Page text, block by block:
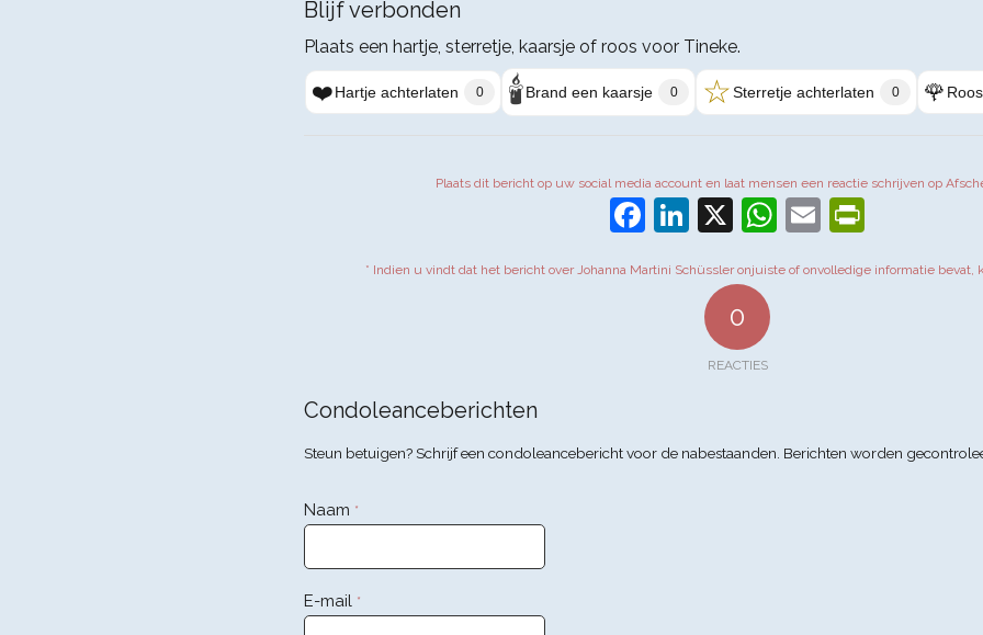
Blijf verbonden
Plaats een hartje, sterretje, kaarsje of roos voor Tineke.
❤️Hartje achterlaten 0 🕯️Brand een kaarsje 0 ☆Sterretje achterlaten 0 🌹
Plaats dit bericht op uw social media account en laat mensen een reactie schrijven op
Facebook
LinkedIn
X WhatsApp
Email
* Indien u vindt dat het bericht over Johanna Martini Schüssler onjuiste of onvolledige informatie bevat,
0
REACTIES
Condoleanceberichten
Steun betuigen? Schrijf een condoleancebericht voor de nabestaanden. Berichten worden
Naam *
E-mail *